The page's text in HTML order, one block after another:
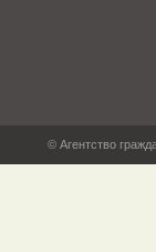
© Агентство